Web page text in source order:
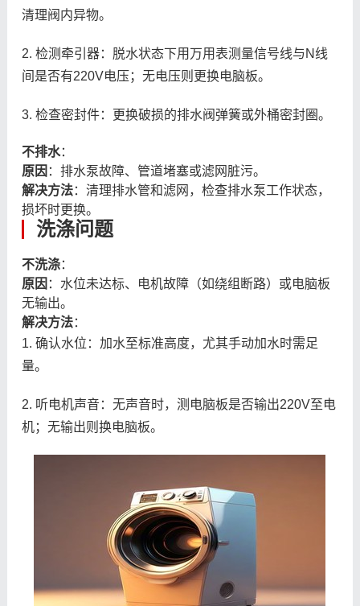
清理阀内异物。
2. 检测牵引器：脱水状态下用万用表测量信号线与N线
间是否有220V电压；无电压则更换电脑板。
3. 检查密封件：更换破损的排水阀弹簧或外桶密封圈。
不排水：
原因 ：排水泵故障、管道堵塞或滤网脏污。
解决方法：清理排水管和滤网，检查排水泵工作状态，
损坏时更换。
洗涤问题
不洗涤：
原因 ：水位未达标、电机故障（如绕组断路）或电脑板
无输出。
解决方法：
1. 确认水位：加水至标准高度，尤其手动加水时需足
量。
2. 听电机声音：无声音时，测电脑板是否输出220V至电
机；无输出则换电脑板。